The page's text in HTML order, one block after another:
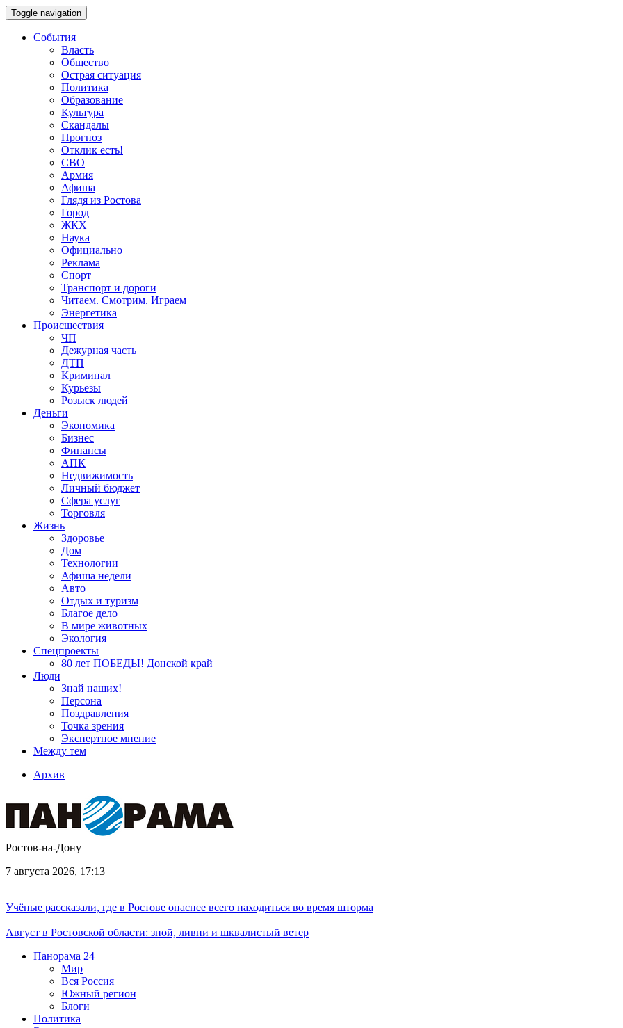
Toggle navigation
События
Власть
Общество
Острая ситуация
Политика
Образование
Культура
Скандалы
Прогноз
Отклик есть!
СВО
Армия
Афиша
Глядя из Ростова
Город
ЖКХ
Наука
Официально
Реклама
Спорт
Транспорт и дороги
Читаем. Смотрим. Играем
Энергетика
Происшествия
ЧП
Дежурная часть
ДТП
Криминал
Курьезы
Розыск людей
Деньги
Экономика
Бизнес
Финансы
АПК
Недвижимость
Личный бюджет
Сфера услуг
Торговля
Жизнь
Здоровье
Дом
Технологии
Афиша недели
Авто
Отдых и туризм
Благое дело
В мире животных
Экология
Спецпроекты
80 лет ПОБЕДЫ! Донской край
Люди
Знай наших!
Персона
Поздравления
Точка зрения
Экспертное мнение
Между тем
Архив
Ростов-на-Дону
7 августа 2026, 17:13
Учёные рассказали, где в Ростове опаснее всего находиться во время шторма
Август в Ростовской области: зной, ливни и шквалистый ветер
Панорама 24
Мир
Вся Россия
Южный регион
Блоги
Политика